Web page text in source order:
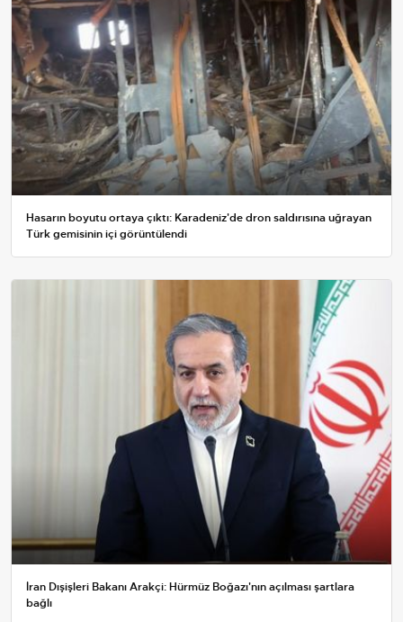
Hasarın boyutu ortaya çıktı: Karadeniz'de dron saldırısına uğrayan
Türk gemisinin içi görüntülendi
İran Dışişleri Bakanı Arakçi: Hürmüz Boğazı'nın açılması şartlara
bağlı